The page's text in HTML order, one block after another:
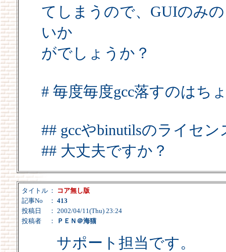
てしまうので、GUIのみ
いか
がでしょうか？
# 毎度毎度gcc落すのはち
## gccやbinutilsのライセ
## 大丈夫ですか？
タイトル ：
コア無し版
記事No
： 413
投稿日
： 2002/04/11(Thu) 23:24
投稿者
： ＰＥＮ＠海猫
サポート担当です。